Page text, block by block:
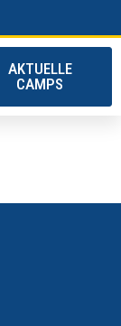
AKTUELLE
CAMPS